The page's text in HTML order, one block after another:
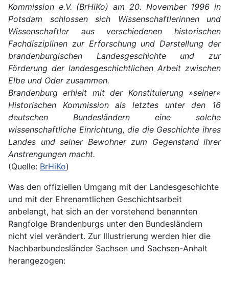
Kommission e.V. (BrHiKo) am 20. November 1996 in
Potsdam schlossen sich Wissenschaftlerinnen und
Wissenschaftler aus verschiedenen historischen
Fachdisziplinen zur Erforschung und Darstellung der
brandenburgischen Landesgeschichte und zur
Förderung der landesgeschichtlichen Arbeit zwischen
Elbe und Oder zusammen.
Brandenburg erhielt mit der Konstituierung »seiner«
Historischen Kommission als letztes unter den 16
deutschen Bundesländern eine solche
wissenschaftliche Einrichtung, die die Geschichte ihres
Landes und seiner Bewohner zum Gegenstand ihrer
Anstrengungen macht.
(Quelle: BrHiKo)
Was den offiziellen Umgang mit der Landesgeschichte
und mit der Ehrenamtlichen Geschichtsarbeit
anbelangt, hat sich an der vorstehend benannten
Rangfolge Brandenburgs unter den Bundesländern
nicht viel verändert. Zur Illustrierung werden hier die
Nachbarbundesländer Sachsen und Sachsen-Anhalt
herangezogen: